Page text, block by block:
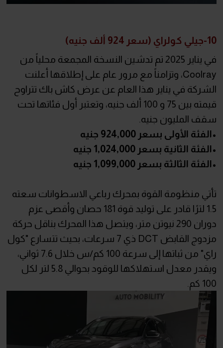
10-جيلي كولراي (سعر 924 ألف جنيه)
في يناير 2025 تم تدشين النسخة المجمعة محلياً من
Coolray، وتزامناً مع مرور عام على إطلاقها أعلنت
الشركة في يناير هذا العام عن عرض كاش باك تتراوح
قيمته بين 75 و 100 ألف جنيه، وتعتبر أول فئاتها تحت
سقف المليون جنيه.
•الفئة الأولى بسعر 924,000 جنيه
•الفئة الثانية بسعر 1,024,000 جنيه
•الفئة الثالثة بسعر 1,099,000 جنيه
تأتي منظومة القوة بمحرك رباعي الاسطوانات سعته
1.5 لترًا قادر على توليد قوة 181 حصان وأقصى عزم
دوران 290 نيوتن متر، ويتصل هذا المحرك بناقل حركة
مزدوج القابض DCT ذي 7 سرعات، بحيث تتسارع "كول
راي" من ثباتها إلى سرعة 100 كم/س خلال 7.6 ثواني،
ويقدر معدل استهلاكها للوقود بحوالي 5.8 لتر لكل
100 كم.